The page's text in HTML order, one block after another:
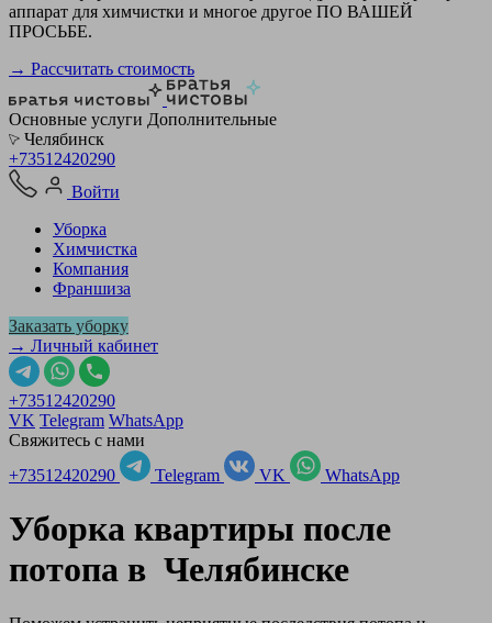
аппарат для химчистки и многое другое ПО ВАШЕЙ
ПРОСЬБЕ.
→ Рассчитать стоимость
Основные услуги Дополнительные
Челябинск
+73512420290
Войти
Уборка
Химчистка
Компания
Франшиза
Заказать уборку
→ Личный кабинет
+73512420290
VK Telegram WhatsApp
Свяжитесь с нами
+73512420290
Telegram VK WhatsApp
Уборка квартиры после
потопа в Челябинске